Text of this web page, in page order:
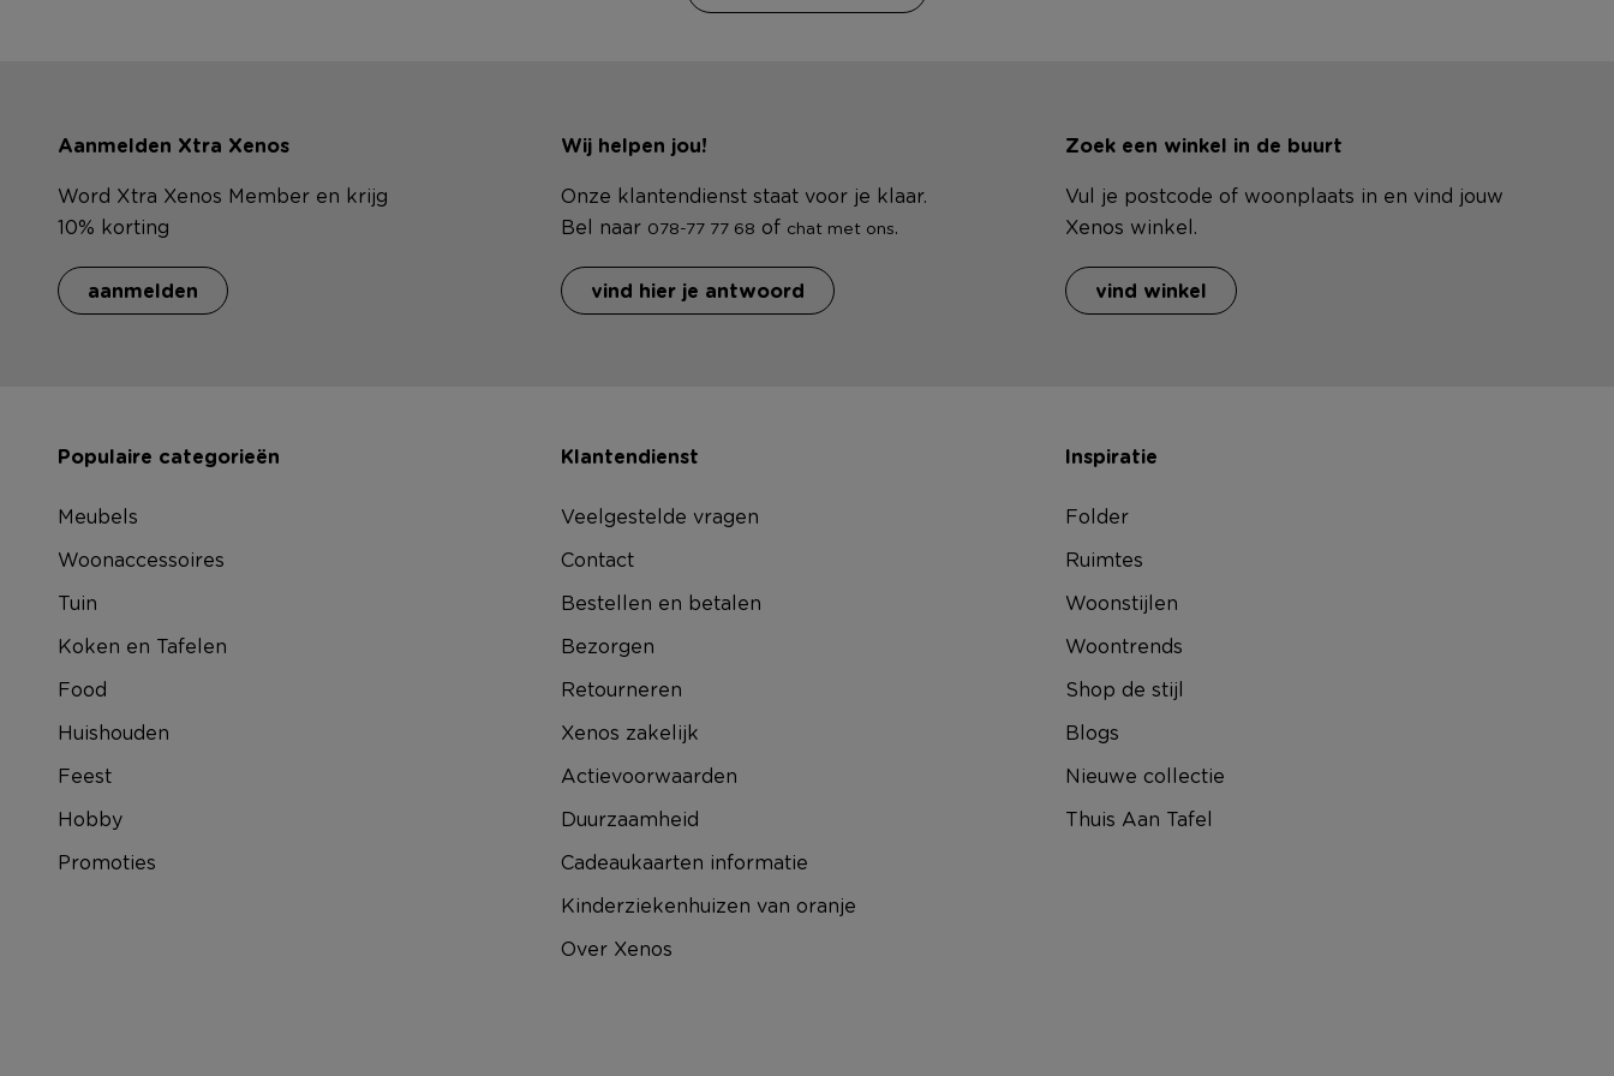
Aanmelden Xtra Xenos
Word Xtra Xenos Member en krijg
10% korting
aanmelden
Wij helpen jou!
Onze klantendienst staat voor je klaar.
Bel naar 078-77 77 68 of chat met ons.
vind hier je antwoord
Zoek een winkel in de buurt
Vul je postcode of woonplaats in en vind jouw
Xenos winkel.
vind winkel
Populaire categorieën
Meubels
Woonaccessoires
Tuin
Koken en Tafelen
Food
Huishouden
Feest
Hobby
Promoties
Klantendienst
Veelgestelde vragen
Contact
Bestellen en betalen
Bezorgen
Retourneren
Xenos zakelijk
Actievoorwaarden
Duurzaamheid
Cadeaukaarten informatie
Kinderziekenhuizen van oranje
Over Xenos
Inspiratie
Folder
Ruimtes
Woonstijlen
Woontrends
Shop de stijl
Blogs
Nieuwe collectie
Thuis Aan Tafel